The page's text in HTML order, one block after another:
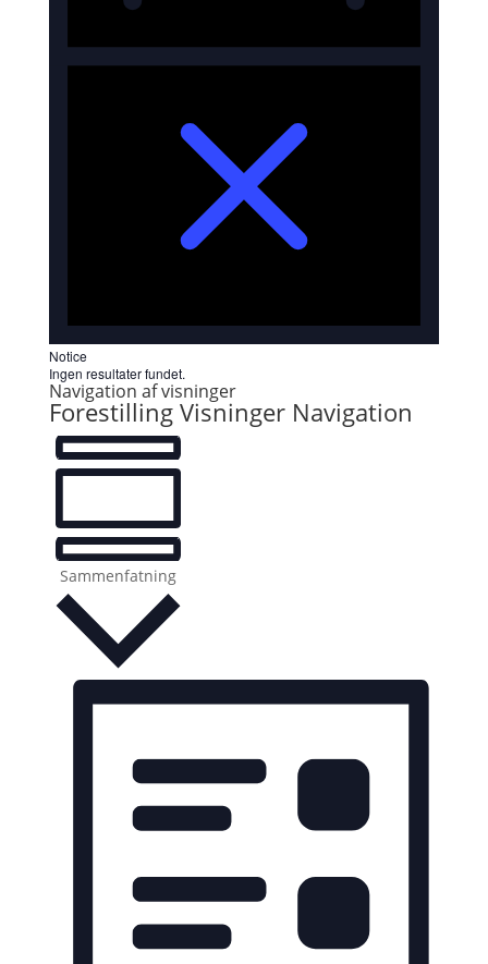
Notice
Ingen resultater fundet.
Navigation af visninger
Forestilling Visninger Navigation
Sammenfatning